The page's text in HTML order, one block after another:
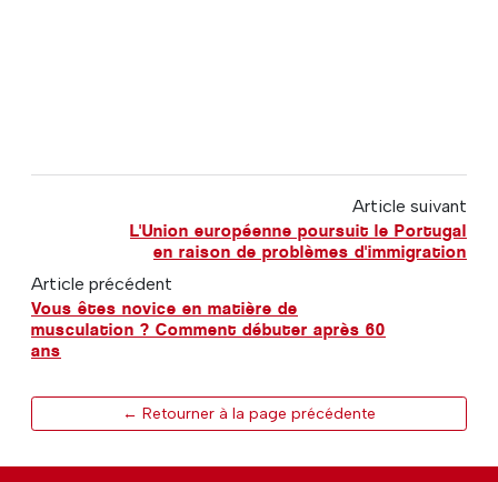
Article suivant
L'Union européenne poursuit le Portugal
en raison de problèmes d'immigration
Article précédent
Vous êtes novice en matière de
musculation ? Comment débuter après 60
ans
← Retourner à la page précédente